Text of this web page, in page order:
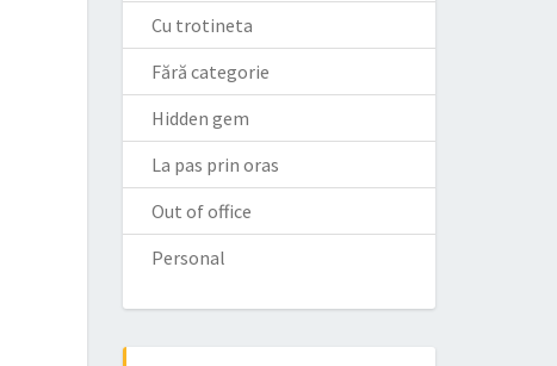
Cu trotineta
Fără categorie
Hidden gem
La pas prin oras
Out of office
Personal